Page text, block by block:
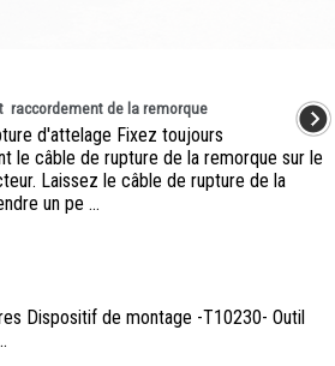
raccordement de la remorque
d'attelage Fixez toujours
le câble de rupture de la remorque sur le
Laissez le câble de rupture de la
un pe ...
Dispositif de montage -T10230- Outil